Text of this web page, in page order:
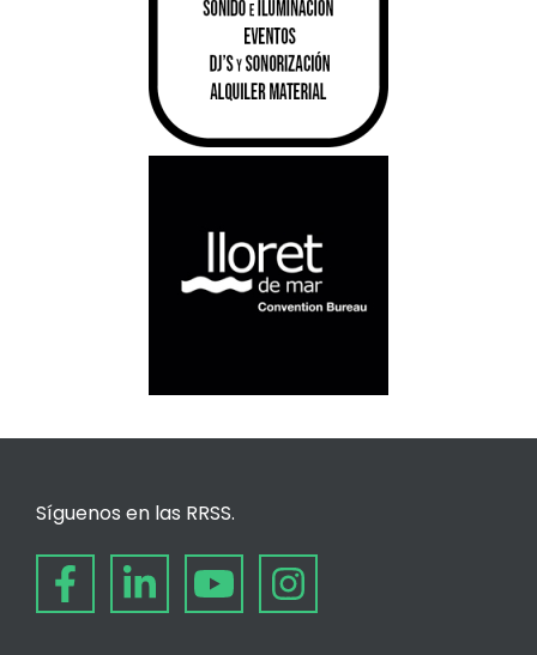
Síguenos en las RRSS.